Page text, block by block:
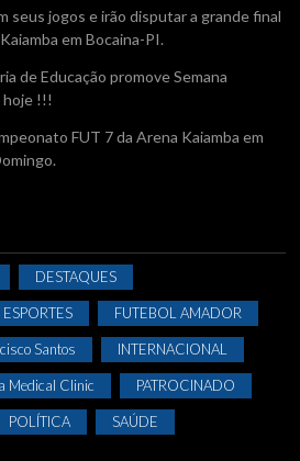
seus jogos e irão disputar a grande final
em Bocaina-PI.
de Educação promove Semana
hoje !!!
FUT 7 da Arena Kaiamba em
DESTAQUES
ESPORTES FUTEBOL AMADOR
Santos INTERNACIONAL
Medical Clinic PATROCINADO
POLÍTICA SAÚDE